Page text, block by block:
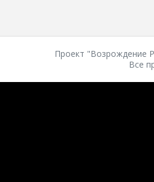
Проект "Возрождение
Все